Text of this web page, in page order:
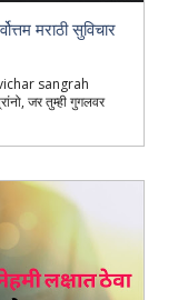
मराठी सुविचार
sangrah
जर तुम्ही गुगलवर